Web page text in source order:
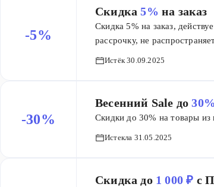
-5%
Скидка 5% на заказ
Скидка 5% на заказ,
рассрочку, не
Истёк 30.09.2025
-30%
Весенний Sale до 30%
Скидки до 30% на товары из
Истекла 31.05.2025
Скидка до1 000 ₽ с